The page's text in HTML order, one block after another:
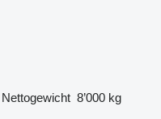
Nettogewicht 8’000 kg